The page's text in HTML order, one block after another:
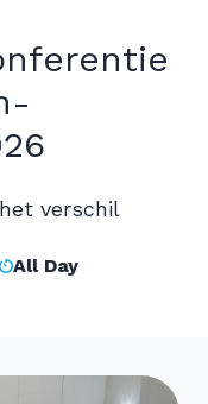
verschil
All Day